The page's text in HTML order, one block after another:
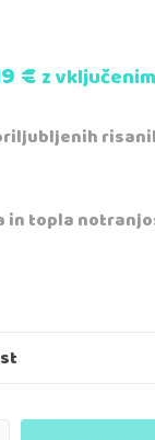
€z
in topla